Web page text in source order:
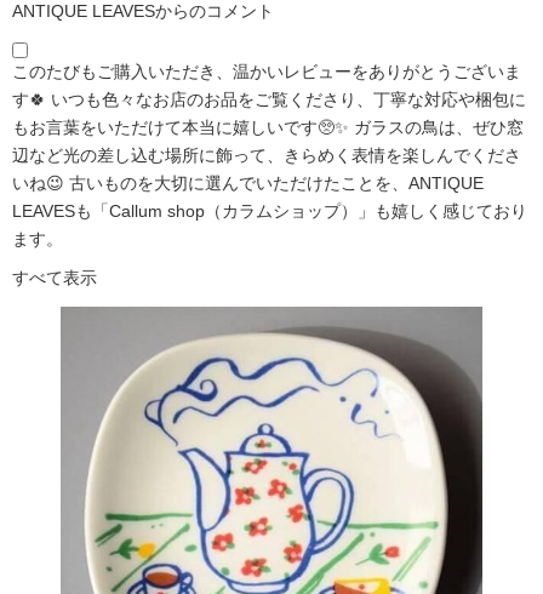
ANTIQUE LEAVESからのコメント
このたびもご購入いただき、温かいレビューをありがとうございま
す🍀 いつも色々なお店のお品をご覧くださり、丁寧な対応や梱包に
もお言葉をいただけて本当に嬉しいです🥺✨ ガラスの鳥は、ぜひ窓
辺など光の差し込む場所に飾って、きらめく表情を楽しんでくださ
いね😉 古いものを大切に選んでいただけたことを、ANTIQUE
LEAVESも「Callum shop（カラムショップ）」も嬉しく感じており
ます。
すべて表示